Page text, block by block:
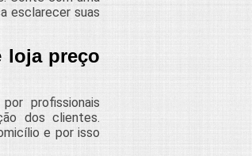
esclarecer suas
loja preço
profissionais
dos clientes.
e por isso